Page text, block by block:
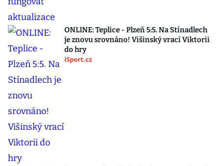
ONLINE: Teplice - Plzeň 5:5. Na Stínadlech
je znovu srovnáno! Višinský vrací Viktorii
do hry
iSport.cz